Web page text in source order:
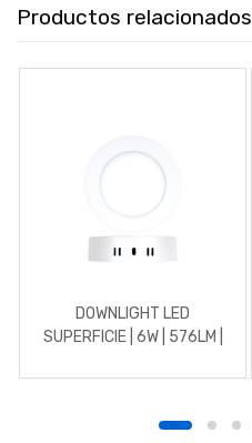
Productos relacionados
DOWNLIGHT LED
SUPERFICIE | 6W | 576LM |
BLANCO